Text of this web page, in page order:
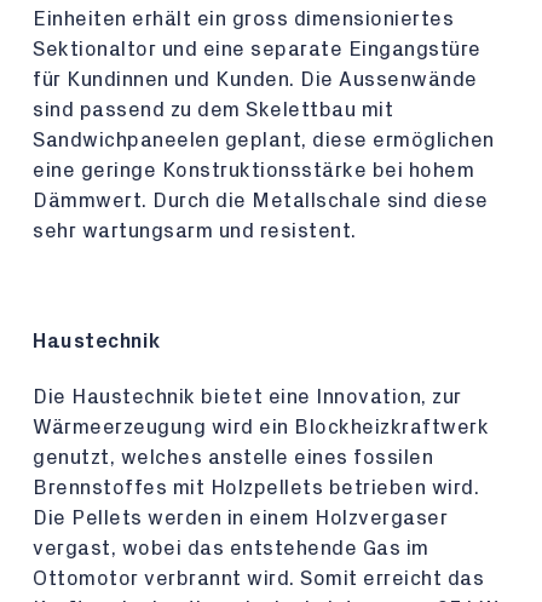
Einheiten erhält ein gross dimensioniertes
Sektionaltor und eine separate Eingangstüre
für Kundinnen und Kunden. Die Aussenwände
sind passend zu dem Skelettbau mit
Sandwichpaneelen geplant, diese ermöglichen
eine geringe Konstruktionsstärke bei hohem
Dämmwert. Durch die Metallschale sind diese
sehr wartungsarm und resistent.
Haustechnik
Die Haustechnik bietet eine Innovation, zur
Wärmeerzeugung wird ein Blockheizkraftwerk
genutzt, welches anstelle eines fossilen
Brennstoffes mit Holzpellets betrieben wird.
Die Pellets werden in einem Holzvergaser
vergast, wobei das entstehende Gas im
Ottomotor verbrannt wird. Somit erreicht das